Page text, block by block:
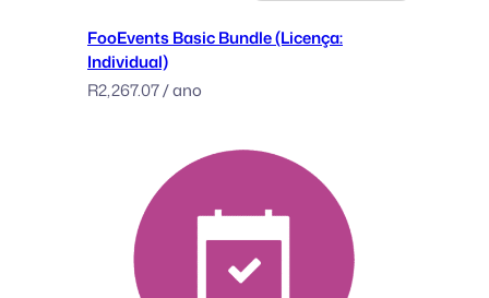
n
d
l
FooEvents Basic Bundle (Licença:
Individual)
R2,267.07/ ano